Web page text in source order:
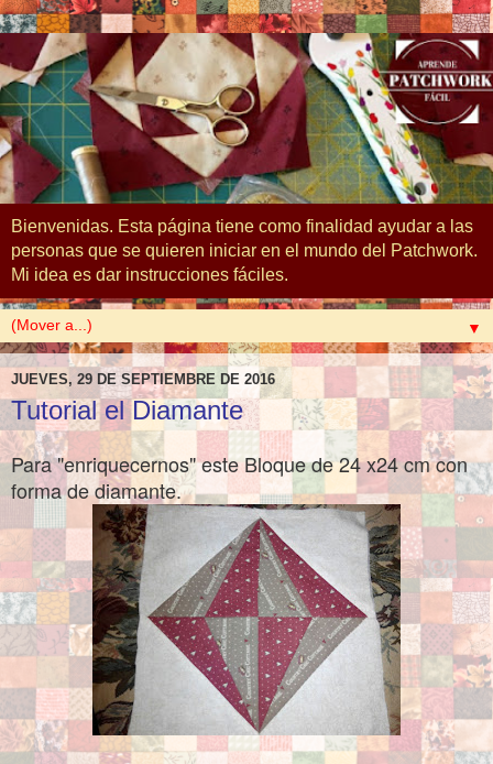
Bienvenidas. Esta página tiene como finalidad ayudar a las
personas que se quieren iniciar en el mundo del Patchwork.
Mi idea es dar instrucciones fáciles.
▼
JUEVES, 29 DE SEPTIEMBRE DE 2016
Tutorial el Diamante
Para"enriquecernos" esteBloque de 24 x24 cm con
forma de diamante.